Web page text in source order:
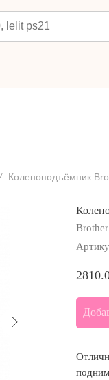
Коленоподъёмник
Brother